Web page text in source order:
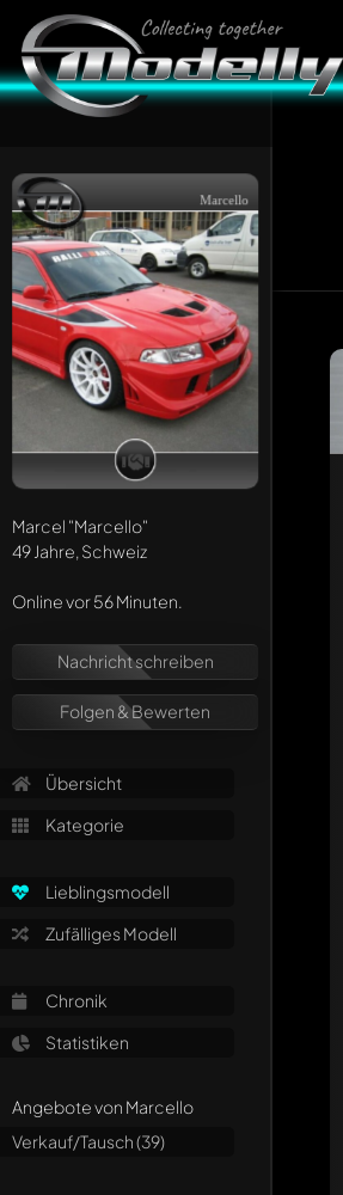
Marcello
Marcel "Marcello"
49 Jahre, Schweiz
Online vor 56 Minuten.
Nachricht schreiben
Folgen & Bewerten
Übersicht
Kategorie
Lieblingsmodell
Zufälliges Modell
Chronik
Statistiken
Angebote von Marcello
Verkauf/Tausch (39)